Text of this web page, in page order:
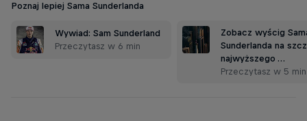
Poznaj lepiej Sama Sunderlanda
Wywiad: Sam Sunderland
Przeczytasz w 6 min
Zobacz wyścig
Sunderlanda na
najwyższego …
Przeczytasz w 5 min